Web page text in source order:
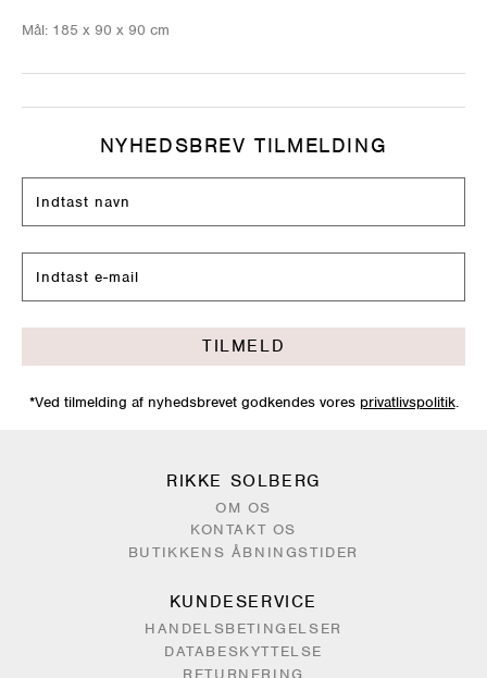
Mål: 185 x 90 x 90 cm
NYHEDSBREV TILMELDING
TILMELD
*Ved tilmelding af nyhedsbrevet godkendes vores privatlivspolitik.
RIKKE SOLBERG
OM OS
KONTAKT OS
BUTIKKENS ÅBNINGSTIDER
KUNDESERVICE
HANDELSBETINGELSER
DATABESKYTTELSE
RETURNERING